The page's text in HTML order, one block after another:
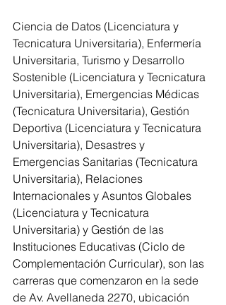
Ciencia de Datos (Licenciatura y
Tecnicatura Universitaria), Enfermería
Universitaria, Turismo y Desarrollo
Sostenible (Licenciatura y Tecnicatura
Universitaria), Emergencias Médicas
(Tecnicatura Universitaria), Gestión
Deportiva (Licenciatura y Tecnicatura
Universitaria), Desastres y
Emergencias Sanitarias (Tecnicatura
Universitaria), Relaciones
Internacionales y Asuntos Globales
(Licenciatura y Tecnicatura
Universitaria) y Gestión de las
Instituciones Educativas (Ciclo de
Complementación Curricular), son las
carreras que comenzaron en la sede
de Av. Avellaneda 2270, ubicación